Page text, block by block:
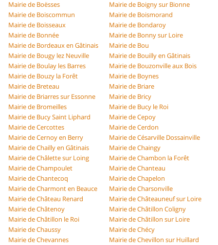
Mairie de Boësses
Mairie de Boigny sur Bionne
Mairie de Boiscommun
Mairie de Boismorand
Mairie de Boisseaux
Mairie de Bondaroy
Mairie de Bonnée
Mairie de Bonny sur Loire
Mairie de Bordeaux en Gâtinais
Mairie de Bou
Mairie de Bougy lez Neuville
Mairie de Bouilly en Gâtinais
Mairie de Boulay les Barres
Mairie de Bouzonville aux Bois
Mairie de Bouzy la Forêt
Mairie de Boynes
Mairie de Breteau
Mairie de Briare
Mairie de Briarres sur Essonne
Mairie de Bricy
Mairie de Bromeilles
Mairie de Bucy le Roi
Mairie de Bucy Saint Liphard
Mairie de Cepoy
Mairie de Cercottes
Mairie de Cerdon
Mairie de Cernoy en Berry
Mairie de Césarville Dossainville
Mairie de Chailly en Gâtinais
Mairie de Chaingy
Mairie de Châlette sur Loing
Mairie de Chambon la Forêt
Mairie de Champoulet
Mairie de Chanteau
Mairie de Chantecoq
Mairie de Chapelon
Mairie de Charmont en Beauce
Mairie de Charsonville
Mairie de Château Renard
Mairie de Châteauneuf sur Loire
Mairie de Châtenoy
Mairie de Châtillon Coligny
Mairie de Châtillon le Roi
Mairie de Châtillon sur Loire
Mairie de Chaussy
Mairie de Chécy
Mairie de Chevannes
Mairie de Chevillon sur Huillard